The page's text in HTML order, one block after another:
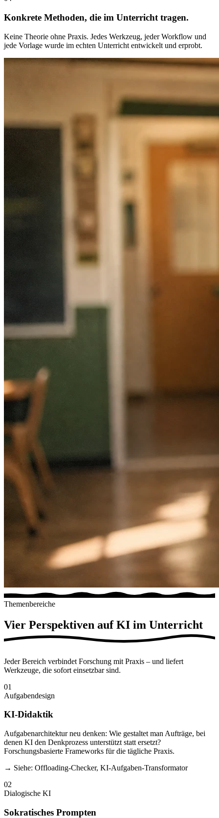
Konkrete Methoden, die im Unterricht tragen.
Keine Theorie ohne Praxis. Jedes Werkzeug, jeder Workflow und
jede Vorlage wurde im echten Unterricht entwickelt und erprobt.
Themenbereiche
Vier Perspektiven auf KI im Unterricht
Jeder Bereich verbindet Forschung mit Praxis – und liefert
Werkzeuge, die sofort einsetzbar sind.
01
Aufgabendesign
KI-Didaktik
Aufgabenarchitektur neu denken: Wie gestaltet man Aufträge, bei
denen KI den Denkprozess unterstützt statt ersetzt?
Forschungsbasierte Frameworks für die tägliche Praxis.
→ Siehe: Offloading-Checker, KI-Aufgaben-Transformator
02
Dialogische KI
Sokratisches Prompten